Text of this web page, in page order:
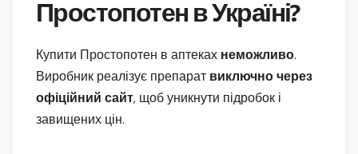
Простопотен в Україні?
Купити Простопотен в аптеках неможливо.
Виробник реалізує препарат виключно через
офіційний сайт, щоб уникнути підробок і
завищених цін.